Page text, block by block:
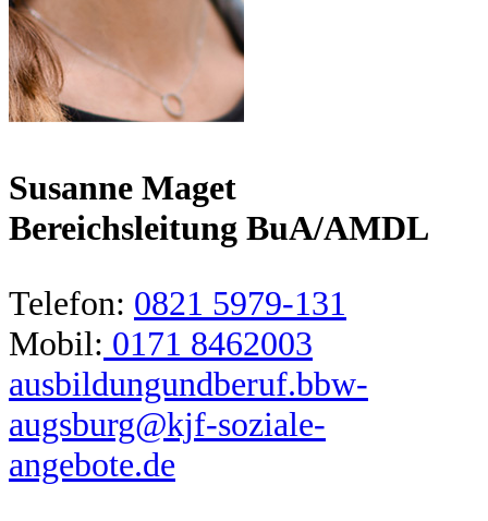
Susanne Maget
Bereichsleitung BuA/AMDL
Telefon: 0821 5979-131
Mobil: 0171 8462003
ausbildungundberuf.bbw-
augsburg@kjf-soziale-
angebote.de